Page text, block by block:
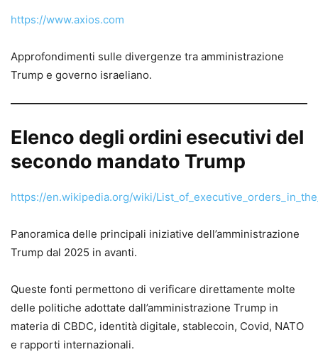
https://www.axios.com
Approfondimenti sulle divergenze tra amministrazione
Trump e governo israeliano.
Elenco degli ordini esecutivi del
secondo mandato Trump
https://en.wikipedia.org/wiki/
Panoramica delle principali iniziative dell’amministrazione
Trump dal 2025 in avanti.
Queste fonti permettono di verificare direttamente molte
delle politiche adottate dall’amministrazione Trump in
materia di CBDC, identità digitale, stablecoin, Covid, NATO
e rapporti internazionali.